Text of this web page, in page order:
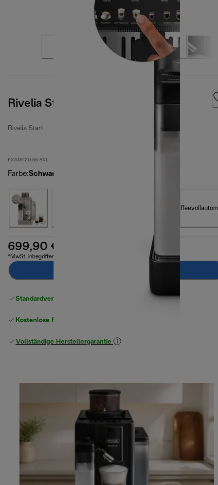
Rivelia Start Onyx Black
Rivelia Start
EXAM420.55.BXL
Farbe:Schwarz
699,90 €
*MwSt. inbegriffen
Standardversand kostenlos
Kostenlose Rücksendungen
Vollständige Herstellergarantie